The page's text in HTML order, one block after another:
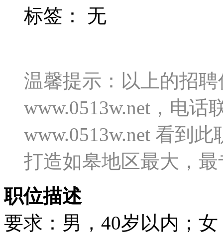
标签： 无
温馨提示：以上的招
www.0513w.net，电
www.0513w.net 看到
打造如皋地区最大，
职位描述
要求：男，40岁以内；